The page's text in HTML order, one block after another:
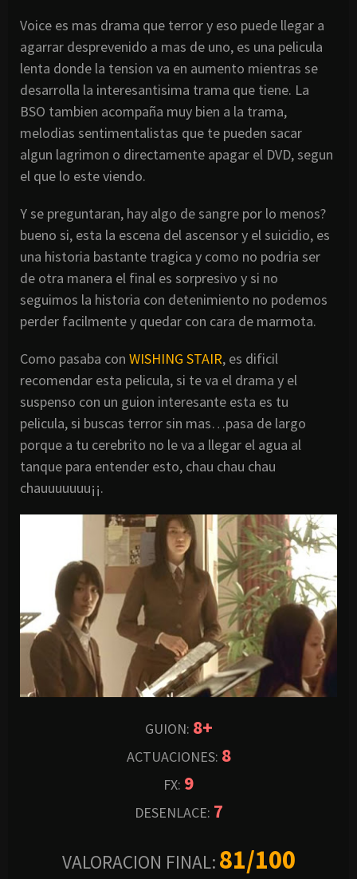
Voice es mas drama que terror y eso puede llegar a
agarrar desprevenido a mas de uno, es una pelicula
lenta donde la tension va en aumento mientras se
desarrolla la interesantisima trama que tiene. La
BSO tambien acompaña muy bien a la trama,
melodias sentimentalistas que te pueden sacar
algun lagrimon o directamente apagar el DVD,segun
el que lo este viendo.
Y se preguntaran, hay algo de sangre por lo menos?
bueno si, esta la escena del ascensor y el suicidio, es
una historia bastante tragica y como no podria ser
de otra manera el final es sorpresivo y si no
seguimos la historia con detenimiento no podemos
perder facilmentey quedar con cara de marmota.
Como pasaba con WISHING STAIR, es dificil
recomendar esta pelicula, si te va el drama y el
suspenso con un guion interesante esta es tu
pelicula, si buscas terror sin mas…pasa de largo
porque a tu cerebrito no le va a llegar el agua al
tanque para entender esto, chau chau chau
chauuuuuuu¡¡.
GUION: 8+
ACTUACIONES: 8
FX: 9
DESENLACE: 7
VALORACION FINAL: 81/100